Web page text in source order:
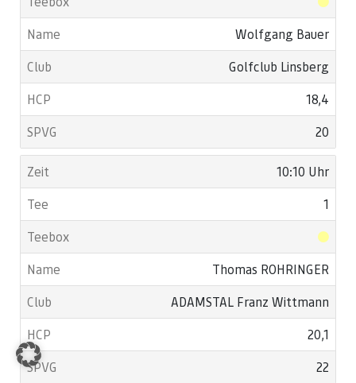
Wolfgang Bauer
Golfclub Linsberg
18,4
20
10:10 Uhr
1
Thomas ROHRINGER
ADAMSTAL Franz Wittmann
20,1
22